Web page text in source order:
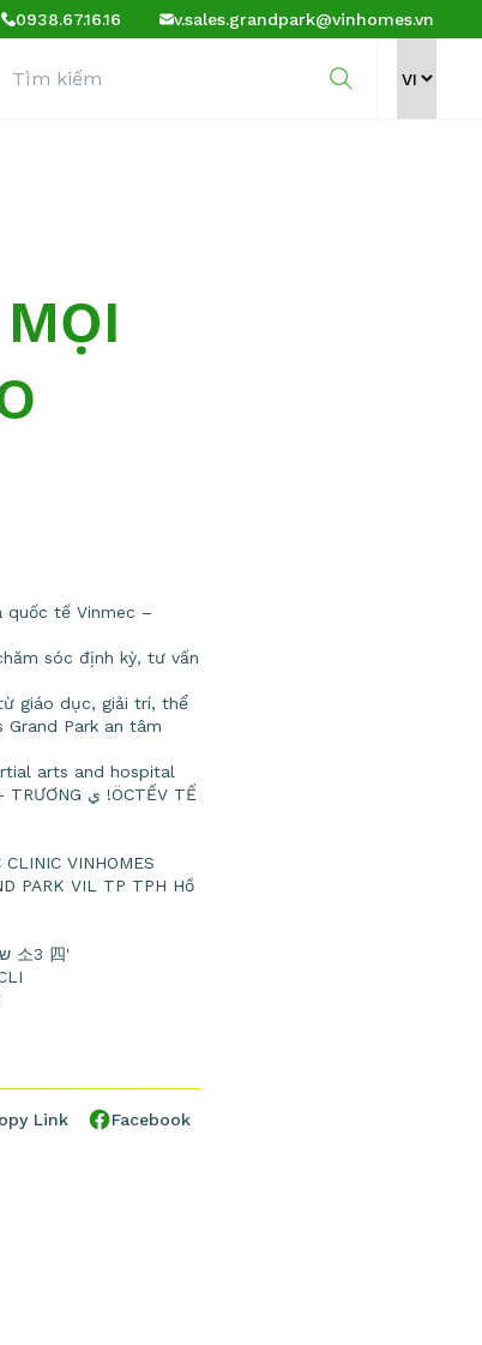
0938.67.16.16 v.sales.grandpark@vinhomes.vn
quốc tế Vinmec –
sóc định kỳ, tư vấn
giáo dục, giải trí, thể
Park an tâm
Link Facebook